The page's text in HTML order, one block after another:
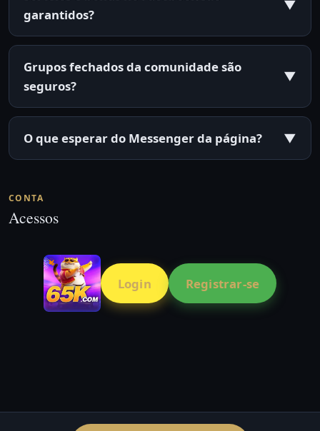
garantidos?
▼
Grupos fechados da comunidade são
seguros?
▼
O que esperar do Messenger da página? ▼
CONTA
Acessos
Login Registrar-se